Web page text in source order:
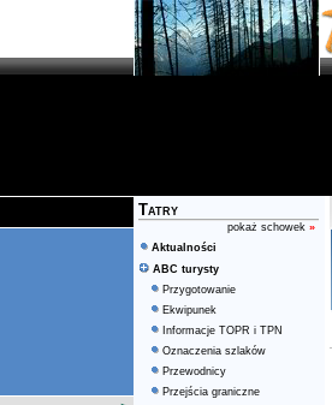
Tatry
pokaż schowek »
Aktualności
ABC turysty
Przygotowanie
Ekwipunek
Informacje TOPR i TPN
Oznaczenia szlaków
Przewodnicy
Przejścia graniczne